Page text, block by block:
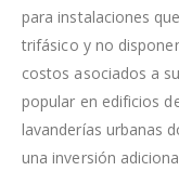
para instalaciones
trifásico y no
costos asociados a
popular en edificios
lavanderías urbanas
una inversión